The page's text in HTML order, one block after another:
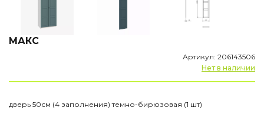
МАКС
Артикул: 206143506
Нет в наличии
дверь 50см (4 заполнения) темно-бирюзовая (1 шт)